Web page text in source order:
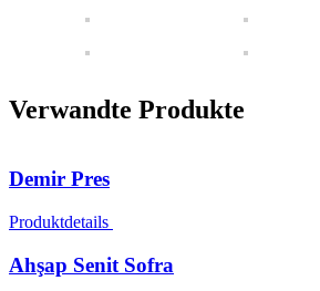
Verwandte Produkte
Demir Pres
Produktdetails
Ahşap Senit Sofra